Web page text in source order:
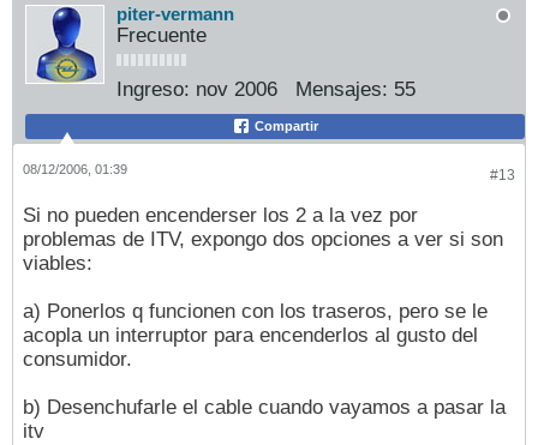
piter-vermann
Frecuente
Ingreso: nov 2006 Mensajes: 55
Compartir
#13
08/12/2006, 01:39
Si no pueden encenderser los 2 a la vez por
problemas de ITV, expongo dos opciones a ver si son
viables:
a) Ponerlos q funcionen con los traseros, pero se le
acopla un interruptor para encenderlos al gusto del
consumidor.
b) Desenchufarle el cable cuando vayamos a pasar la
itv